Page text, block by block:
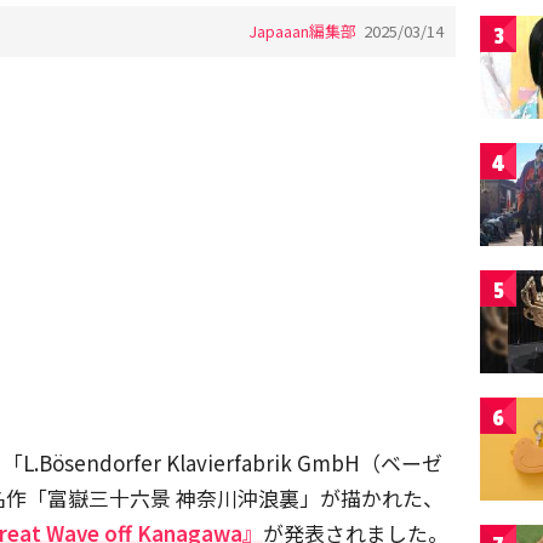
Japaaan編集部 2025/03/14
「L.Bösendorfer Klavierfabrik GmbH（ベーゼ
「富嶽三十六景 神奈川沖浪裏」が描かれた、
Wave off Kanagawa』 が発表されました。
3
4
5
6